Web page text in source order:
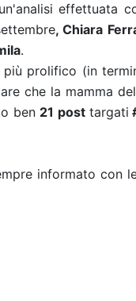
effettuata
, Chiara
.
prolifico (in
che la mamma
ben 21 post targati
informato con